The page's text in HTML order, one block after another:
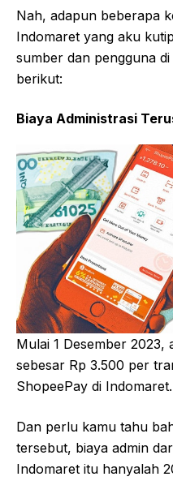
Nah, adapun beberapa
Indomaret yang aku
sumber dan pengguna
berikut:
Biaya Administrasi
Mulai 1 Desember 2023,
sebesar Rp 3.500 per
ShopeePay di Indomaret.
Dan perlu kamu tahu
tersebut, biaya admin
Indomaret itu hanyalah